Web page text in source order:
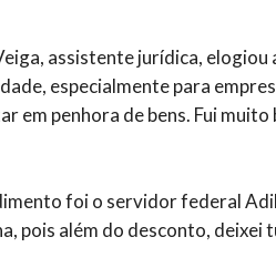
assistente jurídica,
especialmente para
em penhora de bens. Fui
foi o servidor federal
pois além do desconto, deixei